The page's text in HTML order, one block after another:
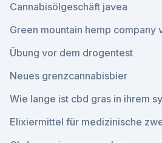
Cannabisölgeschäft javea
Green mountain hemp company
Übung vor dem drogentest
Neues grenzcannabisbier
Wie lange ist cbd gras in ihrem
Elixiermittel für medizinische